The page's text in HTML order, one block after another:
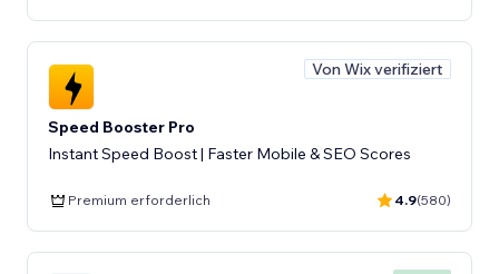
Von Wix verifiziert
Speed Booster Pro
Instant Speed Boost | Faster Mobile & SEO Scores
Premium erforderlich 4.9(580)